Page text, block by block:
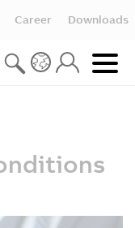
Career Downloads